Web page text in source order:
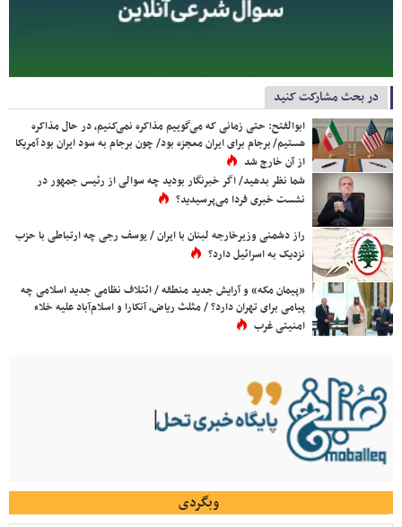
در بحث مشارکت کنید
ابوالفتح: حتی زمانی که می‌گوییم مذاکره نمی‌کنیم، در حال مذاکره
هستیم/ برجام برای ایران معجزه بود/ چون برجام به سود ایران بود آمریکا
از آن خارج شد
شما نظر بدهید/ اگر خبرنگار بودید چه سوالی از رئیس جمهور در
نشست خبری فردا می‌پرسیدید؟
راز دشمنی وزیرخارجه لبنان با ایران / یوسف رجی چه ارتباطی با حزب
نزدیک به اسرائیل دارد؟
«پیمان مکه» و آرایش جدید منطقه / ائتلاف نظامی جدید اسلامی چه
پیامی برای تهران دارد؟ / مثلث ریاض، آنکارا و اسلام‌آباد علیه خلاء
امنیتی غرب
وبگردی